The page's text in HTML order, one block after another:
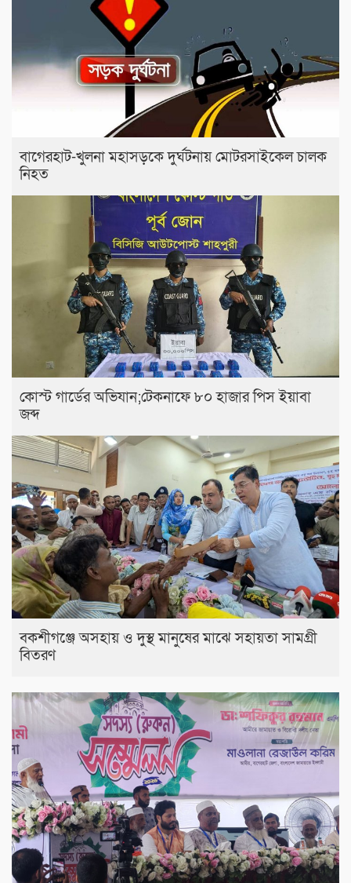
বাগেরহাট-খুলনা মহাসড়কে ‌দুর্ঘটনায় মোটরসাইকেল চালক
নিহত
কোস্ট গার্ডের অভিযান;টেকনাফে ৮০ হাজার পিস ইয়াবা
জব্দ
বকশীগঞ্জে অসহায় ও দুস্থ মানুষের মাঝে সহায়তা সামগ্রী
বিতরণ